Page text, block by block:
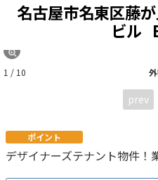
名古屋市名東区藤
ビル
1 / 10
prev
ポイント
デザイナーズテナント物件！